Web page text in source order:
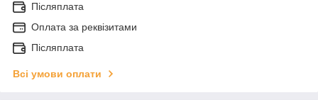
Післяплата
Оплата за реквізитами
Післяплата
Всі умови оплати